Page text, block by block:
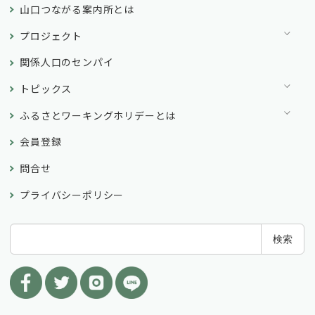
山口つながる案内所とは
プロジェクト
関係人口のセンパイ
トピックス
ふるさとワーキングホリデーとは
会員登録
問合せ
プライバシーポリシー
索
検索